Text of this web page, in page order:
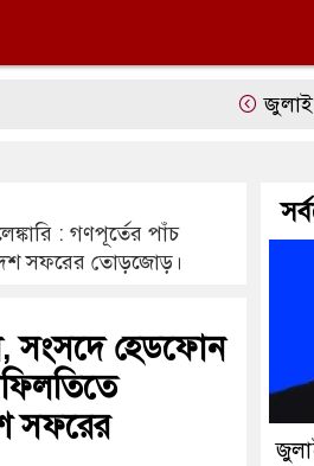
জুলাই সনদের
: গণপূর্তের পাঁচ
সফরের তোড়জোড়।
সংসদে হেডফোন
সফরের